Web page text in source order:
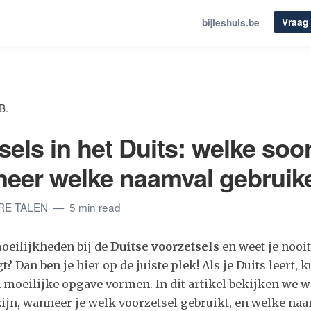
bijleshuis.be
in het Duits: welke
welke naamval
TALEN 5 min read
bij de Duitse voorzetsels en weet je
Dan ben je hier op de juiste plek! Als je Duits leert,
moeilijke opgave vormen. In dit artikel bekijken we
wanneer je welk voorzetsel gebruikt, en welke